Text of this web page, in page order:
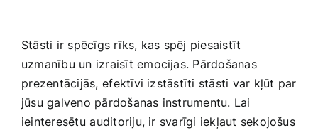
Stāsti ir spēcīgs rīks, kas spēj piesaistīt
uzmanību un izraisīt emocijas. Pārdošanas
⁢prezentācijās, ⁣efektīvi izstāstīti stāsti var kļūt par
jūsu galveno pārdošanas instrumentu. Lai
ieinteresētu ⁣auditoriju, ir svarīgi‍ iekļaut ‍sekojošus